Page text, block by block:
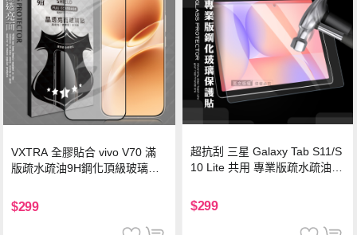
VXTRA 全膠貼合 vivo V70 滿
版疏水疏油9H鋼化頂級玻璃貼
$299
超抗刮 三星 Galaxy Tab S11/S
10 Lite 共用 專業版疏水疏油9
$299